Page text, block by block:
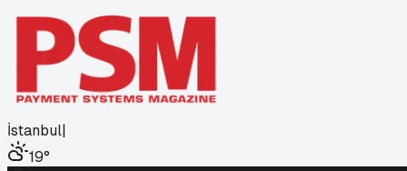
İstanbul|
19°